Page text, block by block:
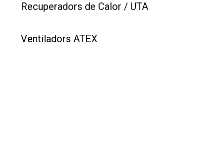
Recuperadors de Calor / UTA
Ventiladors ATEX